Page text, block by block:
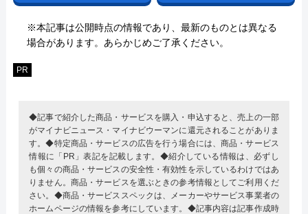
※本記事は公開時点の情報であり、最新のものとは異なる
場合があります。あらかじめご了承ください。
PR
◆記事で紹介した商品・サービスを購入・申込すると、売上の一部
がマイナビニュース・マイナビウーマンに還元されることがありま
す。◆特定商品・サービスの広告を行う場合には、商品・サービス
情報に「PR」表記を記載します。◆紹介している情報は、必ずし
も個々の商品・サービスの安全性・有効性を示しているわけではあ
りません。商品・サービスを選ぶときの参考情報としてご利用くだ
さい。◆商品・サービススペックは、メーカーやサービス事業者の
ホームページの情報を参考にしています。◆記事内容は記事作成時